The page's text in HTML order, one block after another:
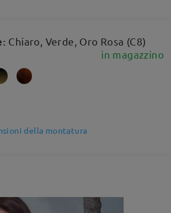
: Chiaro, Verde, Oro Rosa (C8)
in magazzino
della montatura